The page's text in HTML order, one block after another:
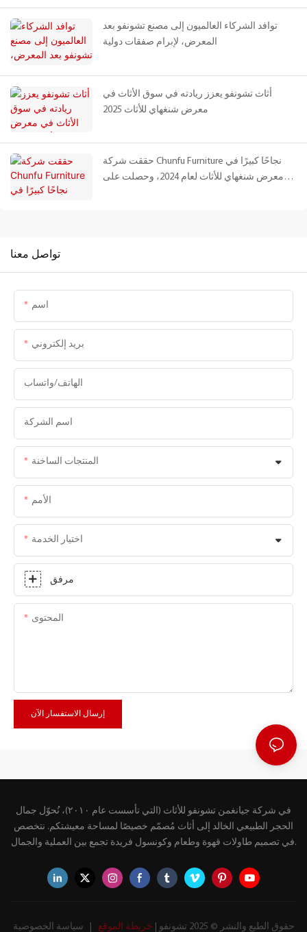
توافد الشركاء العالميون إلى مصنع تشونفو بعد
المعرض، لإبرام صفقات دولية
أثاث تشونفو يعزز ريادته في سوق الأثاث في
معرض شنغهاي للأثاث 2025
حققت شركة Chunfu Furniture نجاحًا كبيرًا في
معرض شنغهاي للأثاث لعام 2024، وحصلت على
تواصل معنا
اسم
بريد إلكتروني
الهاتف/واتساب
اسم الشركة
المنتجات الساخنة
الأمم
اختيار الخدمة
مرفق
المحتوى
إرسال الاستفسار الآن
في شركة جيانغمن تشونفو للأثاث (التي تأسست عام ٢٠١٠)، نُحوّل جمال
الحجر الطبيعي الخالد إلى أثاث مُصمّم خصيصًا لمساحة معيشتكم. نتخصص
في تصميم طاولات قهوة وطعام وكونسول فريدة تجمع بين العملية والجمال.
حقوق الطبع والنشر © 2025 تشونفو | خريطة الموقع سياسة الخصوصية